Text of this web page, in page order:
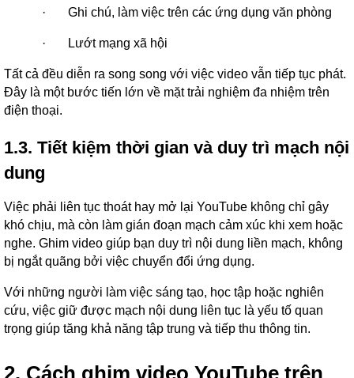
· Ghi chú, làm việc trên các ứng dụng văn phòng
· Lướt mạng xã hội
Tất cả đều diễn ra song song với việc video vẫn tiếp tục phát.
Đây là một bước tiến lớn về mặt trải nghiệm đa nhiệm trên
điện thoại.
1.3. Tiết kiệm thời gian và duy trì mạch nội
dung
Việc phải liên tục thoát hay mở lại YouTube không chỉ gây
khó chịu, mà còn làm gián đoạn mạch cảm xúc khi xem hoặc
nghe. Ghim video giúp bạn duy trì nội dung liền mạch, không
bị ngắt quãng bởi việc chuyển đổi ứng dụng.
Với những người làm việc sáng tạo, học tập hoặc nghiên
cứu, việc giữ được mạch nội dung liên tục là yếu tố quan
trọng giúp tăng khả năng tập trung và tiếp thu thông tin.
2. Cách ghim video YouTube trên